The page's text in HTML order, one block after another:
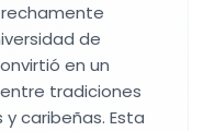
de
en un
tradiciones
caribeñas. Esta